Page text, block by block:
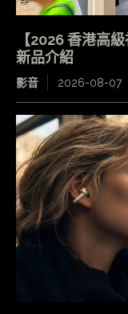
【2026 香港高
新品介紹
影音 2026-08-07